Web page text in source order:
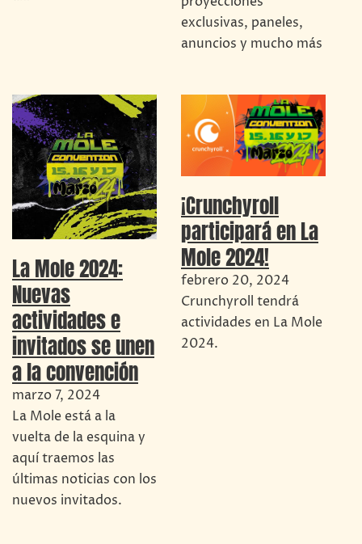
exclusivas, paneles,
anuncios y mucho más
La Mole 2024:
Nuevas
actividades e
invitados se unen
a la convención
marzo 7, 2024
La Mole está a la
vuelta de la esquina y
aquí traemos las
últimas noticias con los
nuevos invitados.
¡Crunchyroll
participará en La
Mole 2024!
febrero 20, 2024
Crunchyroll tendrá
actividades en La Mole
2024.